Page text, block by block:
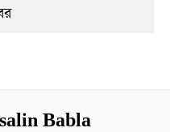
Babla